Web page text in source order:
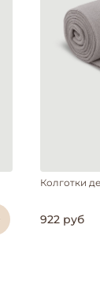
Колготки
922 руб